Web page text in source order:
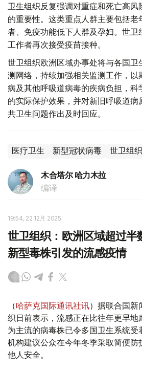
卫生组织反复强调对重症和死亡高风
的重要性。这类重点人群主要包括老
者、免疫功能低下人群及孕妇。世卫
工作者再次接受疫苗接种。
世卫组织欧洲区域办事处将与各国卫
测网络，持续加强相关监测工作，以
病及其他呼吸道病毒的疾病负担，科
的实际保护效果，并对新旧呼吸道病
共卫生问题作出及时回应。
医疗卫生 新型冠状病毒 世卫组织
木合塔尔 哈力木拉
编译
19:54, 22 12月 2025
世卫组织：欧洲区域超过半
新型毒株引发的流感疫情
（哈萨克国际通讯社讯）据联合国新
织日前表示，流感正在比往年更早地
为主流的病毒株已令多国卫生系统受
机构建议公众在今年冬季采取简便防
他人安全。